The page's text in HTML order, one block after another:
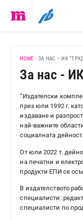
HOME -ЗА НАС – ИК
За нас -
“Издателски
през юли 1992 г.
издаване и
най-важните
социалната дейност.
От юли 2022 т.
на печатни и
продукти ЕПИ се
В издателството
специалисти:
специалисти по